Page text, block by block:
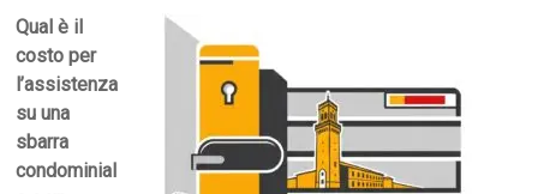
Qual è il
costo per
l’assistenza
su una
sbarra
condominial